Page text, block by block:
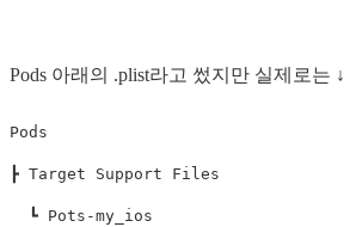
Pods 아래의 .plist라고 썼지만 실제로는 ↓
Pods
┣ Target Support Files
  ┗ Pots-my_ios